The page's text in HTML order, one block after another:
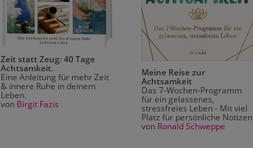
Zeit statt Zeug: 40 Tage
Achtsamkeit.
Eine Anleitung für mehr Zeit
& innere Ruhe in deinem
Leben.
von Birgit Fazis
Meine Reise zur
Achtsamkeit
Das 7-Wochen-Programm
für ein gelassenes,
stressfreies Leben - Mit viel
Platz für persönliche Notizen
von Ronald Schweppe